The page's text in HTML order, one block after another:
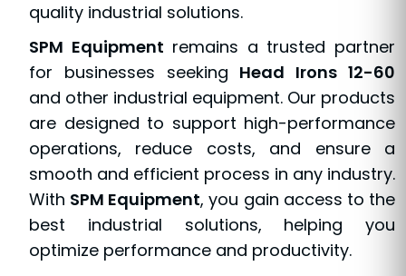
quality industrial solutions.
SPM Equipment remains a trusted partner
for businesses seeking Head Irons 12-60
and other industrial equipment. Our products
are designed to support high-performance
operations, reduce costs, and ensure a
smooth and efficient process in any industry.
With SPM Equipment, you gain access to the
best industrial solutions, helping you
optimize performance and productivity.